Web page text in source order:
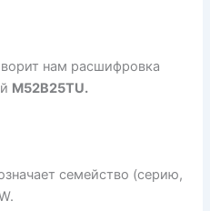
нам расшифровка
M52B25TU.
семейство (серию,